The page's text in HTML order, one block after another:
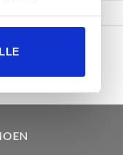
våre innen